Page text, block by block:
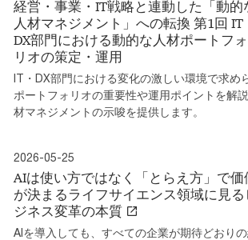
経営・事業・IT戦略と連動した「動的
人材マネジメント」への転換 第1回 IT
DX部門における動的な人材ポートフォ
リオの策定・運用
IT・DX部門における変化の激しい環境で求め
ポートフォリオの重要性や運用ポイントを解
材マネジメントの示唆を提供します。
2026-05-25
AIは使い方ではなく「とらえ方」で価
が決まるライフサイエンス領域に見る
ジネス変革の本質
AIを導入しても、すべての企業が期待どおり